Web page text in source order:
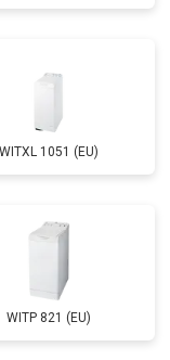
₽ Заказать
Заказать
₽ Заказать
₽ Заказать
WITXL 1051 (EU)
WITP 821 (EU)